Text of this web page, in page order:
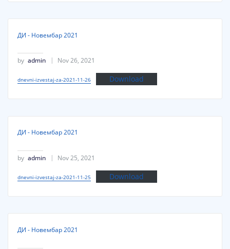
ДИ - Новембар 2021
by admin Nov 26, 2021
dnevni-izvestaj-za-2021-11-26 Download
ДИ - Новембар 2021
by admin Nov 25, 2021
dnevni-izvestaj-za-2021-11-25 Download
ДИ - Новембар 2021